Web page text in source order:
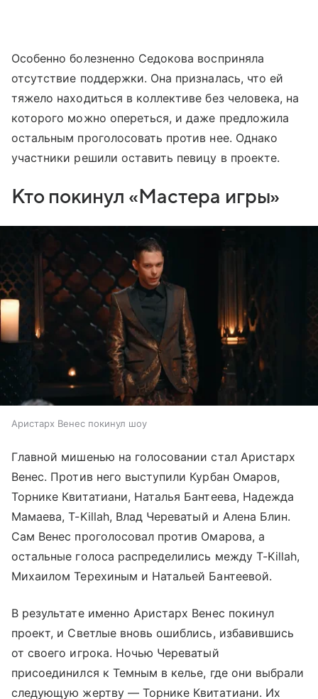
Особенно болезненно Седокова восприняла
отсутствие поддержки. Она призналась, что ей
тяжело находиться в коллективе без человека, на
которого можно опереться, и даже предложила
остальным проголосовать против нее. Однако
участники решили оставить певицу в проекте.
Кто покинул «Мастера игры»
Аристарх Венес покинул шоу
Главной мишенью на голосовании стал Аристарх
Венес. Против него выступили Курбан Омаров,
Торнике Квитатиани, Наталья Бантеева, Надежда
Мамаева, T-Killah, Влад Череватый и Алена Блин.
Сам Венес проголосовал против Омарова, а
остальные голоса распределились между T-Killah,
Михаилом Терехиным и Натальей Бантеевой.
В результате именно Аристарх Венес покинул
проект, и Светлые вновь ошиблись, избавившись
от своего игрока. Ночью Череватый
присоединился к Темным в келье, где они выбрали
следующую жертву — Торнике Квитатиани. Их